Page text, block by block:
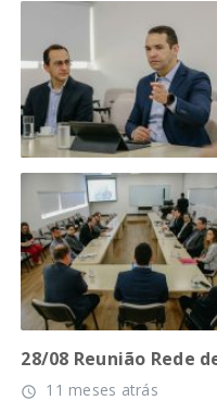
28/08 Reunião Rede
access_time 11 meses atrás